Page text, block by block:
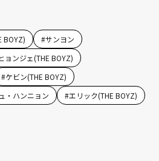
BOYZ) #サンヨン
ョンジェ(THE BOYZ)
#ケビン(THE BOYZ)
・ハンニョン #エリック(THE BOYZ)